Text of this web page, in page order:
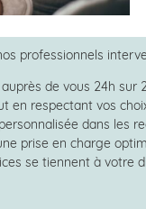
professionnels
de vous 24h sur
en respectant vos
dans les
prise en charge
se tiennent à votre